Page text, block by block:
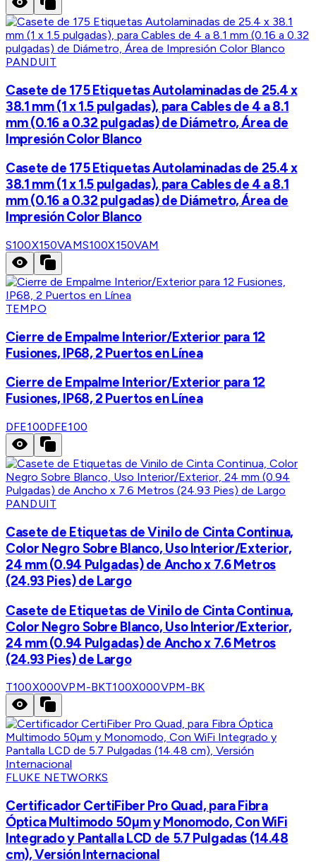
PANDUIT
Casete de 175 Etiquetas Autolaminadas de 25.4 x
38.1 mm (1 x 1.5 pulgadas), para Cables de 4 a 8.1
mm (0.16 a 0.32 pulgadas) de Diámetro, Área de
Impresión Color Blanco
Casete de 175 Etiquetas Autolaminadas de 25.4 x
38.1 mm (1 x 1.5 pulgadas), para Cables de 4 a 8.1
mm (0.16 a 0.32 pulgadas) de Diámetro, Área de
Impresión Color Blanco
S100X150VAMS100X150VAM
TEMPO
Cierre de Empalme Interior/Exterior para 12
Fusiones, IP68, 2 Puertos en Línea
Cierre de Empalme Interior/Exterior para 12
Fusiones, IP68, 2 Puertos en Línea
DFE100DFE100
PANDUIT
Casete de Etiquetas de Vinilo de Cinta Continua,
Color Negro Sobre Blanco, Uso Interior/Exterior,
24 mm (0.94 Pulgadas) de Ancho x 7.6 Metros
(24.93 Pies) de Largo
Casete de Etiquetas de Vinilo de Cinta Continua,
Color Negro Sobre Blanco, Uso Interior/Exterior,
24 mm (0.94 Pulgadas) de Ancho x 7.6 Metros
(24.93 Pies) de Largo
T100X000VPM-BKT100X000VPM-BK
FLUKE NETWORKS
Certificador CertiFiber Pro Quad, para Fibra
Óptica Multimodo 50µm y Monomodo, Con WiFi
Integrado y Pantalla LCD de 5.7 Pulgadas (14.48
cm), Versión Internacional